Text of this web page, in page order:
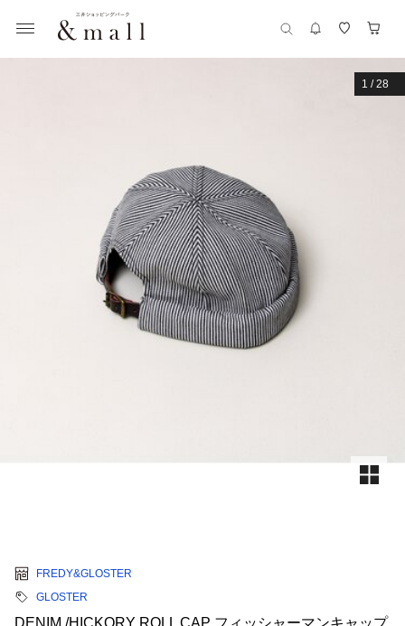
1 /28
FREDY&GLOSTER
GLOSTER
DENIM /HICKORY ROLL CAP フィッシャーマンキャップ